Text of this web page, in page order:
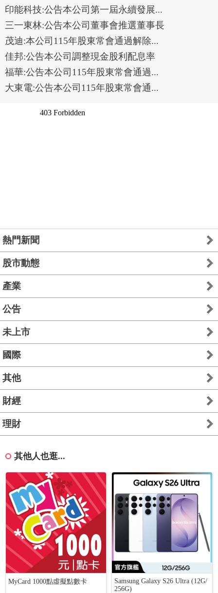
印能科技:公告本公司第一屆永續發展...
三一東林:公告本公司董事會推選董事長
茂迪:本公司115年股東常會通過解除...
佳邦:公告本公司調整現金股利配息率
福華:公告本公司115年股東常會通過...
大東電:公告本公司115年股東常會通...
熱門新聞
股市動態
產業
公告
未上市
國際
其他
財經
理財
其他人也逛...
MyCard 1000點虛擬點數卡
Samsung Galaxy S26 Ultra (12G/
256G)